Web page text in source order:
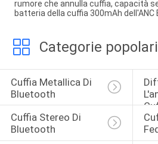
rumore che annulla cuffia, capacità
batteria della cuffia 300mAh dell'ANC
Categorie popolari
Cuffia Metallica Di
Bluetooth
Cuffia Stereo Di
Bluetooth